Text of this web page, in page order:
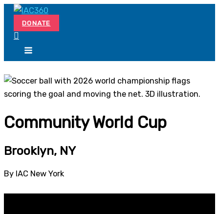
Skip
content
DONATE
Community World Cup
Brooklyn, NY
By IAC New York
Search...